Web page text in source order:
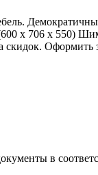
х 706 х 550)
скидок. Оформить
в